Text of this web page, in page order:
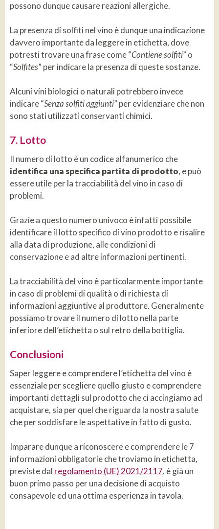
possono dunque causare reazioni allergiche.
La presenza di solfiti nel vino è dunque una indicazione
davvero importante da leggere in etichetta, dove
potresti trovare una frase come “Contiene solfiti” o
“Solfites” per indicare la presenza di queste sostanze.
Alcuni vini biologici o naturali potrebbero invece
indicare “Senza solfiti aggiunti” per evidenziare che non
sono stati utilizzati conservanti chimici.
7. Lotto
Il numero di lotto è un codice alfanumerico che
identifica una specifica partita di prodotto, e può
essere utile per la tracciabilità del vino in caso di
problemi.
Grazie a questo numero univoco è infatti possibile
identificare il lotto specifico di vino prodotto e risalire
alla data di produzione, alle condizioni di
conservazione e ad altre informazioni pertinenti.
La tracciabilità del vino è particolarmente importante
in caso di problemi di qualità o di richiesta di
informazioni aggiuntive al produttore. Generalmente
possiamo trovare il numero di lotto nella parte
inferiore dell’etichetta o sul retro della bottiglia.
Conclusioni
Saper leggere e comprendere l’etichetta del vino è
essenziale per scegliere quello giusto e comprendere
importanti dettagli sul prodotto che ci accingiamo ad
acquistare, sia per quel che riguarda la nostra salute
che per soddisfare le aspettative in fatto di gusto.
Imparare dunque a riconoscere e comprendere le 7
informazioni obbligatorie che troviamo in etichetta,
previste dal regolamento (UE) 2021/2117, è già un
buon primo passo per una decisione di acquisto
consapevole ed una ottima esperienza in tavola.